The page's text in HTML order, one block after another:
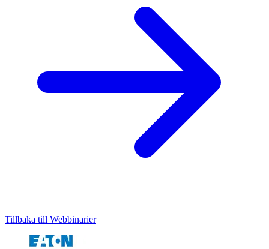
Tillbaka till Webbinarier